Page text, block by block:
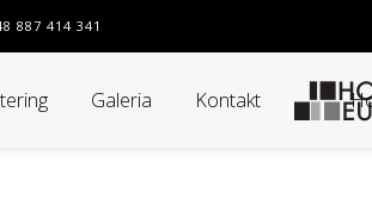
887 414 341
Galeria Kontakt